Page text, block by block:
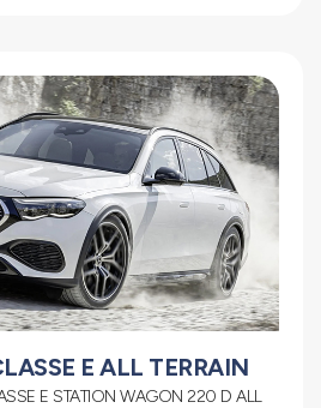
E ALL TERRAIN
E STATION WAGON 220 D ALL